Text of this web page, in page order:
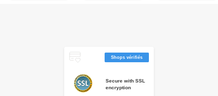
Shops vérifiés
Secure with SSL
encryption